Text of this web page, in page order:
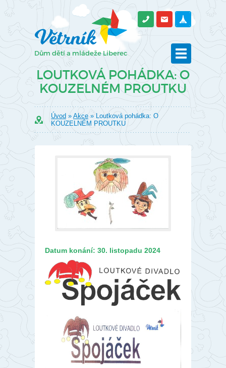
LOUTKOVÁ POHÁDKA: O
KOUZELNÉM PROUTKU
Úvod » Akce» Loutková pohádka: O
KOUZELNÉM PROUTKU
Datum konání: 30. listopadu 2024